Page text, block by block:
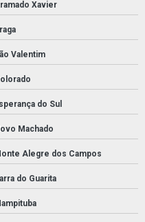
Xavier
Valentim
do Sul
Machado
Alegre dos Campos
do Guarita